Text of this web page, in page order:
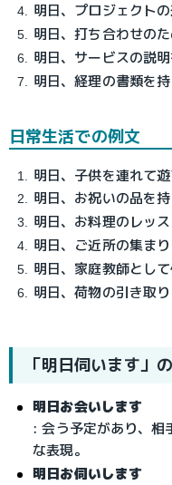
明日、プロジェクト
明日、打ち合わせのた
明日、サービスの説明
明日、経理の書類を持
日常生活での例文
明日、子供を連れて遊
明日、お祝いの品を持
明日、お料理のレッ
明日、ご近所の集まり
明日、家庭教師として
明日、荷物の引き取り
「明日伺います」
明日お会いします
: 会う予定があり、相
な表現。
明日お伺いします